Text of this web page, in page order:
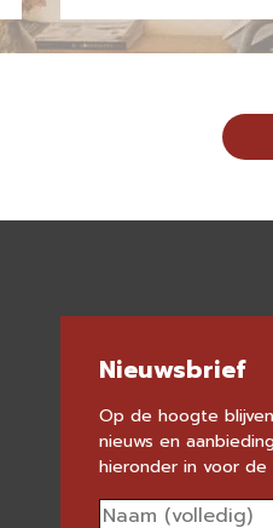
Nieuwsbrief
Op de hoogte
nieuws en
hieronder in voor de